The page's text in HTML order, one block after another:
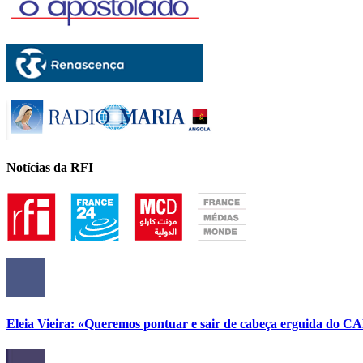
Notícias da RFI
Eleia Vieira: «Queremos pontuar e sair de cabeça erguida do